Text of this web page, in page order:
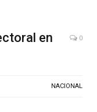
en
0
NACIONAL